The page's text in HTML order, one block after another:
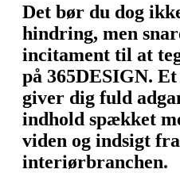
Det bør du dog
hindring, men
incitament til at
på 365DESIGN.
giver dig fuld
indhold spækket
viden og indsigt
interiørbranchen.